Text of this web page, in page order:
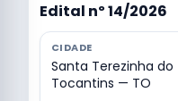
Edital nº 14/2026
CIDADE
Santa Terezinha do
Tocantins — TO